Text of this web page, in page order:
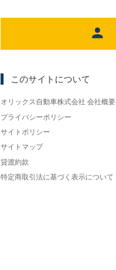
このサイトについて
オリックス自動車株式会社 会社概要
プライバシーポリシー
サイトポリシー
サイトマップ
貸渡約款
特定商取引法に基づく表示について